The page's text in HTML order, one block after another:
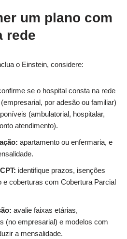
um plano com
rede
o Einstein, considere:
se o hospital consta na rede
por adesão ou familiar)
(ambulatorial, hospitalar,
atendimento).
apartamento ou enfermaria, e
identifique prazos, isenções
coberturas com Cobertura Parcial
avalie faixas etárias,
(no empresarial) e modelos com
a mensalidade.